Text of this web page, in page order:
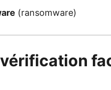
(ransomware)
vérification